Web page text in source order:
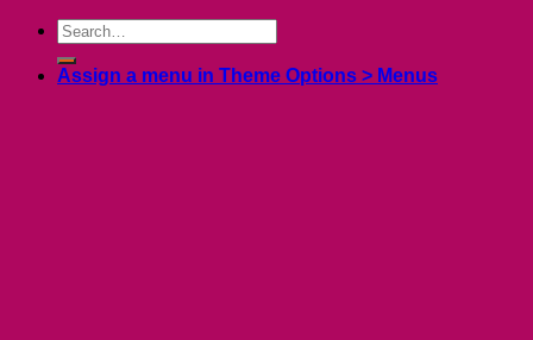
Assign a menu in Theme Options > Menus